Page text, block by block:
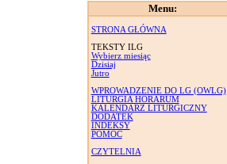
Menu:
STRONA GŁÓWNA
TEKSTY ILG
Wybierz miesiąc
Dzisiaj
Jutro
WPROWADZENIE DO LG (OWLG)
LITURGIA HORARUM
KALENDARZ LITURGICZNY
DODATEK
INDEKSY
POMOC
CZYTELNIA